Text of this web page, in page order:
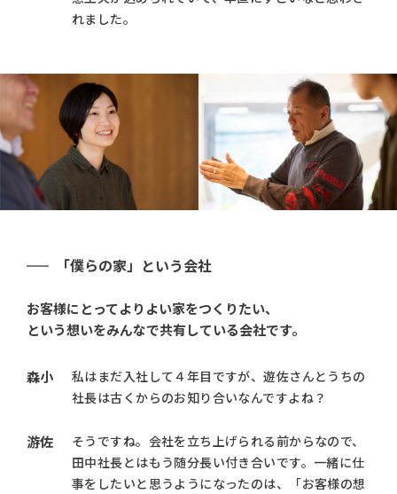
れました。
「僕らの家」という会社
お客様にとってよりよい家をつくりたい、
という想いをみんなで共有している会社です。
森小
私はまだ入社して４年目ですが、遊佐さんとうちの
社長は古くからのお知り合いなんですよね？
游佐
そうですね。会社を立ち上げられる前からなので、
田中社長とはもう随分長い付き合いです。一緒に仕
事をしたいと思うようになったのは、「お客様の想